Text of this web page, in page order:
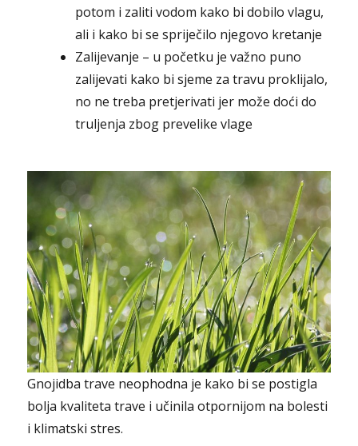
potom i zaliti vodom kako bi dobilo vlagu,
ali i kako bi se spriječilo njegovo kretanje
Zalijevanje – u početku je važno puno
zalijevati kako bi sjeme za travu proklijalo,
no ne treba pretjerivati jer može doći do
truljenja zbog prevelike vlage
Gnojidba trave neophodna je kako bi se postigla
bolja kvaliteta trave i učinila otpornijom na bolesti
i klimatski stres.